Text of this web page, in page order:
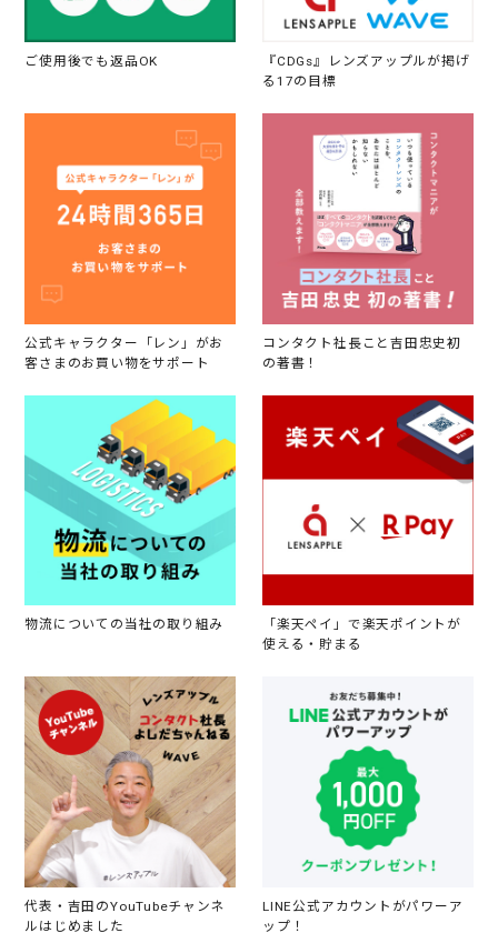
ご使用後でも返品OK
『CDGs』レンズアップルが掲げ
る17の目標
公式キャラクター「レン」がお
客さまのお買い物をサポート
コンタクト社長こと吉田忠史初
の著書！
物流についての当社の取り組み
「楽天ペイ」で楽天ポイントが
使える・貯まる
代表・吉田のYouTubeチャンネ
ルはじめました
LINE公式アカウントがパワーア
ップ！